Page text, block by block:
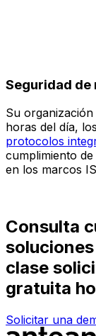
Seguridad de
Su
horas del día,
protocolos
cumplimiento
en los marcos
Consulta
clase
gratuita
Solicitar una